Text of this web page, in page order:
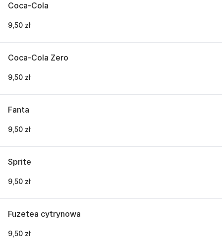
Coca-Cola
9,50 zł
Coca-Cola Zero
9,50 zł
Fanta
9,50 zł
Sprite
9,50 zł
Fuzetea cytrynowa
9,50 zł